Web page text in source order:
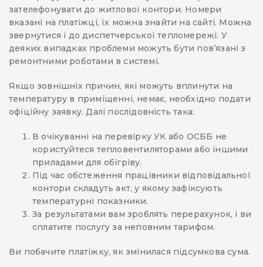
зателефонувати до житлової контори. Номери
вказані на платіжці, їх можна знайти на сайті. Можна
звернутися і до диспетчерської тепломережі. У
деяких випадках проблеми можуть бути пов’язані з
ремонтними роботами в системі.
Якщо зовнішніх причин, які можуть вплинути на
температуру в приміщенні, немає, необхідно подати
офіційну заявку. Далі послідовність така:
В очікуванні на перевірку УК або ОСББ не
користуйтеся тепловентиляторами або іншими
приладами для обігріву.
Під час обстеження працівники відповідальної
контори складуть акт, у якому зафіксують
температурні показники.
За результатами вам зроблять перерахунок, і ви
сплатите послугу за неповним тарифом.
Ви побачите платіжку, як змінилася підсумкова сума.